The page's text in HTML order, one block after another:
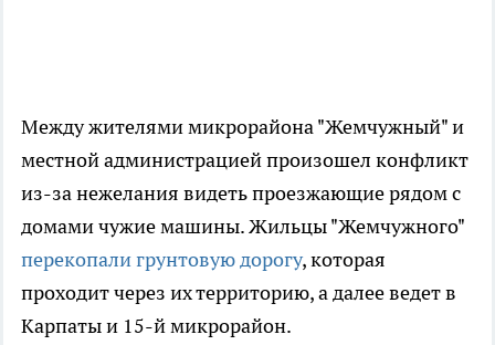
Между жителями микрорайона "Жемчужный" и
местной администрацией произошел конфликт
из-за нежелания видеть проезжающие рядом с
домами чужие машины. Жильцы "Жемчужного"
перекопали грунтовую дорогу, которая
проходит через их территорию, а далее ведет в
Карпаты и 15-й микрорайон.